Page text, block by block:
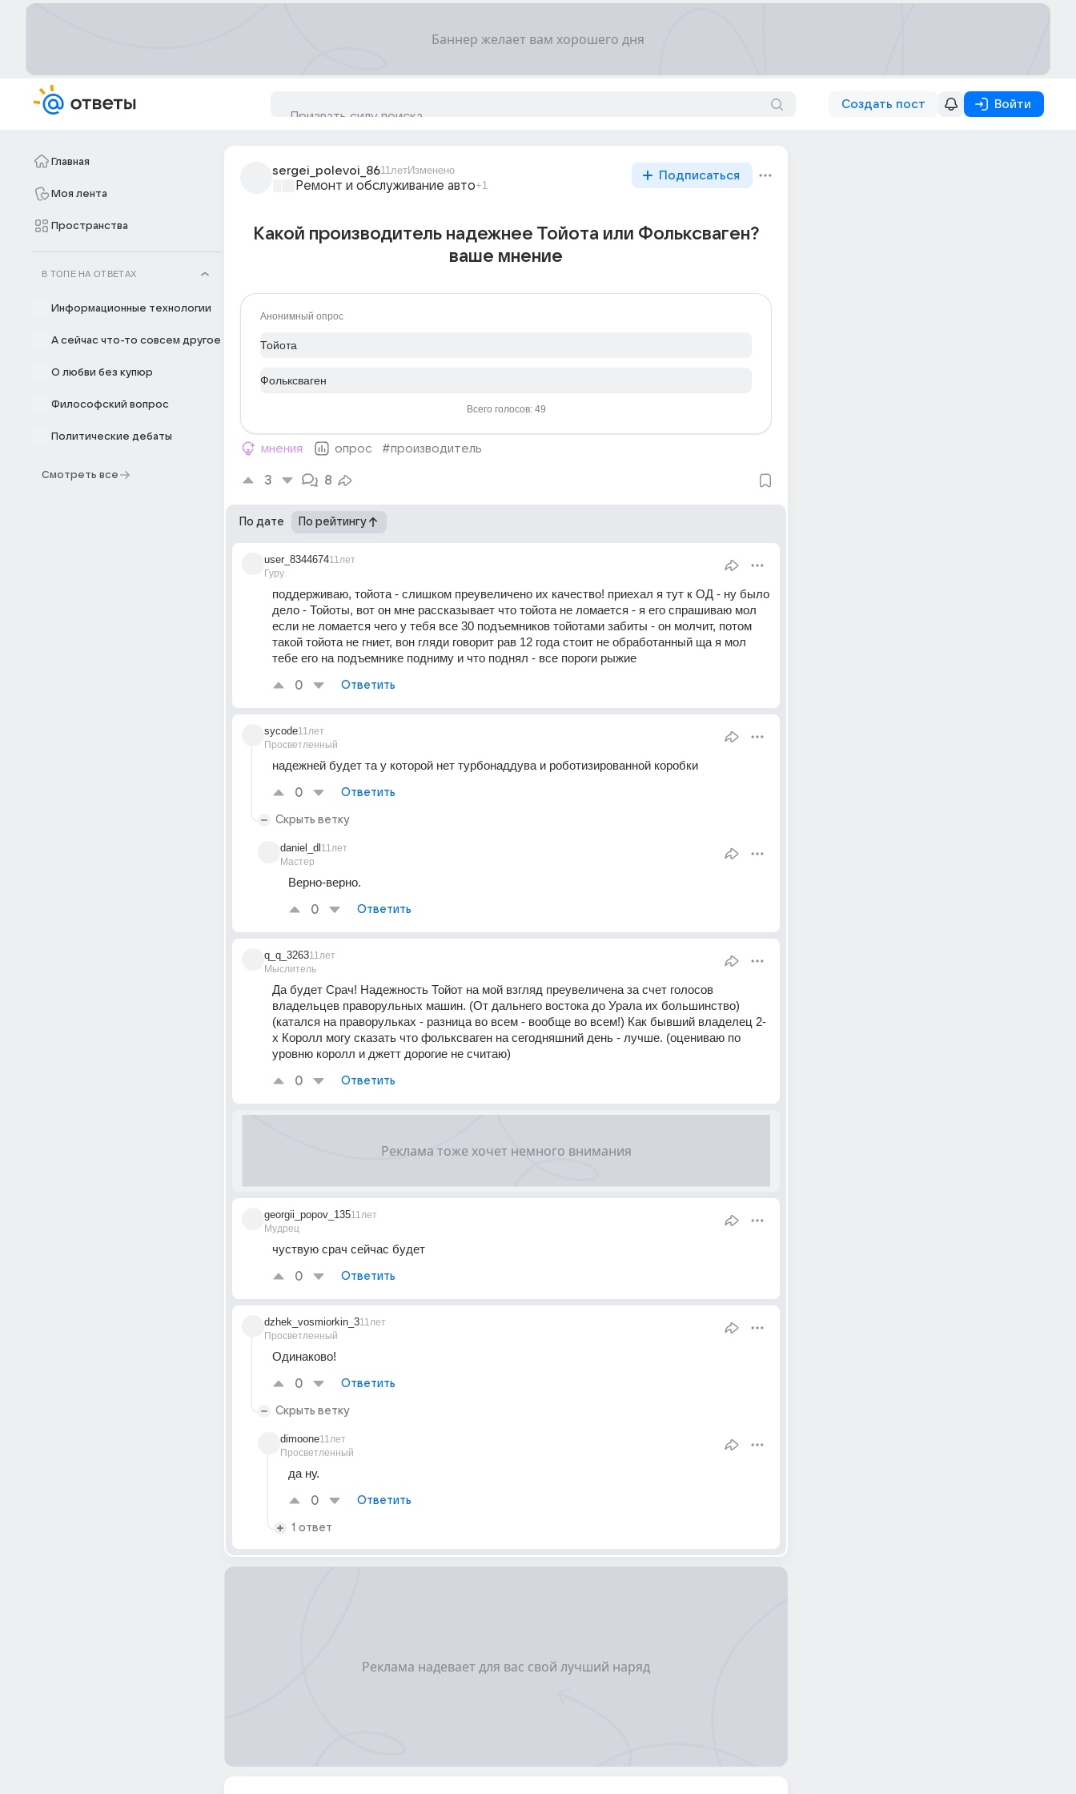
Создать пост Войти
Главная
Моя лента
Пространства
В ТОПЕ НА ОТВЕТАХ
Информационные технологии
А сейчас что-то совсем другое
О любви без купюр
Философский вопрос
Политические дебаты
Смотреть все
sergei_polevoi_8611летИзменено
Ремонт и обслуживание авто+1
Подписаться
Какой производитель надежнее Тойота или Фольксваген?
ваше мнение
Анонимный опрос
Тойота
Фольксваген
Всего голосов: 49
мнения опрос #производитель
3 8
По дате По рейтингу
user_8344674
Гуру
11лет
поддерживаю, тойота - слишком преувеличено их качество! приехал я тут к ОД - ну было
дело - Тойоты, вот он мне рассказывает что тойота не ломается - я его спрашиваю мол
если не ломается чего у тебя все 30 подъемников тойотами забиты - он молчит, потом
такой тойота не гниет, вон гляди говорит рав 12 года стоит не обработанный ща я мол
тебе его на подъемнике подниму и что поднял - все пороги рыжие
0 Ответить
sycode
Просветленный
11лет
надежней будет та у которой нет турбонаддува и роботизированной коробки
0 Ответить
Скрыть ветку
daniel_dl
Мастер
11лет
Верно-верно.
0 Ответить
q_q_3263
Мыслитель
11лет
Да будет Срач! Надежность Тойот на мой взгляд преувеличена за счет голосов
владельцев праворульных машин. (От дальнего востока до Урала их большинство)
(катался на праворульках - разница во всем - вообще во всем!) Как бывший владелец 2-
х Королл могу сказать что фольксваген на сегодняшний день - лучше. (оцениваю по
уровню королл и джетт дорогие не считаю)
0 Ответить
georgii_popov_135
Мудрец
11лет
чуствую срач сейчас будет
0 Ответить
dzhek_vosmiorkin_3
Просветленный
11лет
Одинаково!
0 Ответить
Скрыть ветку
dimoone
Просветленный
11лет
да ну.
0 Ответить
1 ответ